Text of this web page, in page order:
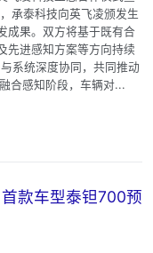
承泰科技向英飞凌颁发生
成果。双方将基于既有合
先进感知方案等方向持续
系统深度协同，共同推动
合感知阶段，车辆对...
款车型泰钽700预